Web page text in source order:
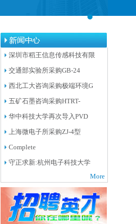
深圳市稻王信息传感科技有限
交通部实验所采购GB-24
西北工大咨询采购极端环境G
五矿石墨咨询采购HTRT-
华中科技大学再次导入PVD
上海微电子所采购ZJ-4型
Complete
守正求新:杭州电子科技大学
More